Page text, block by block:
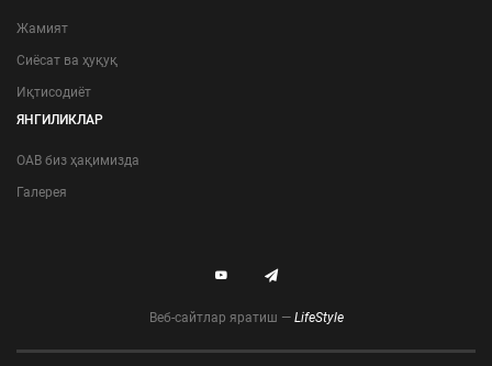
Жамият
Сиёсат ва ҳуқуқ
Иқтисодиёт
ЯНГИЛИКЛАР
ОАВ биз ҳақимизда
Галерея
Веб-сайтлар яратиш — LifeStyle